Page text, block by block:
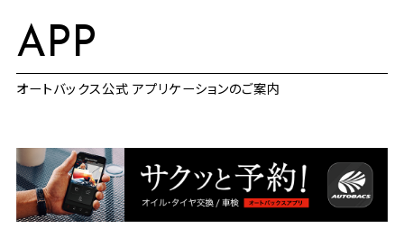
APP
オートバックス公式 アプリケーションのご案内